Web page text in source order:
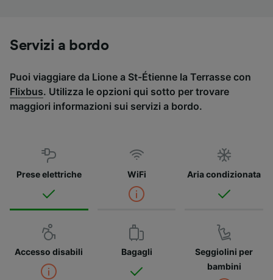
Servizi a bordo
Puoi viaggiare da Lione a St-Étienne la Terrasse con
Flixbus. Utilizza le opzioni qui sotto per trovare
maggiori informazioni sui servizi a bordo.
Prese elettriche WiFi Aria condizionata
Accesso disabili Bagagli
Seggiolini per
bambini